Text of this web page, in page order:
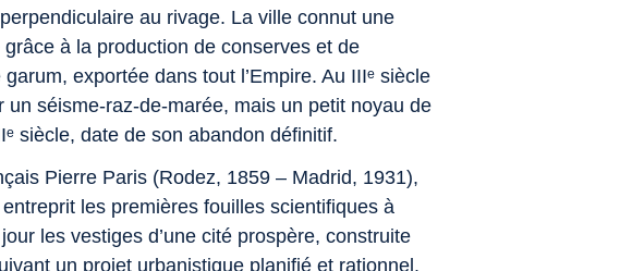
au rivage. La ville connut une
à la production de conserves et de
garum, exportée dans tout l’Empire. Au IIIᵉ siècle
séisme‑raz‑de‑marée, mais un petit noyau de
siècle, date de son abandon définitif.
Pierre Paris (Rodez, 1859 – Madrid, 1931),
les premières fouilles scientifiques à
les vestiges d’une cité prospère, construite
un projet urbanistique planifié et rationnel.